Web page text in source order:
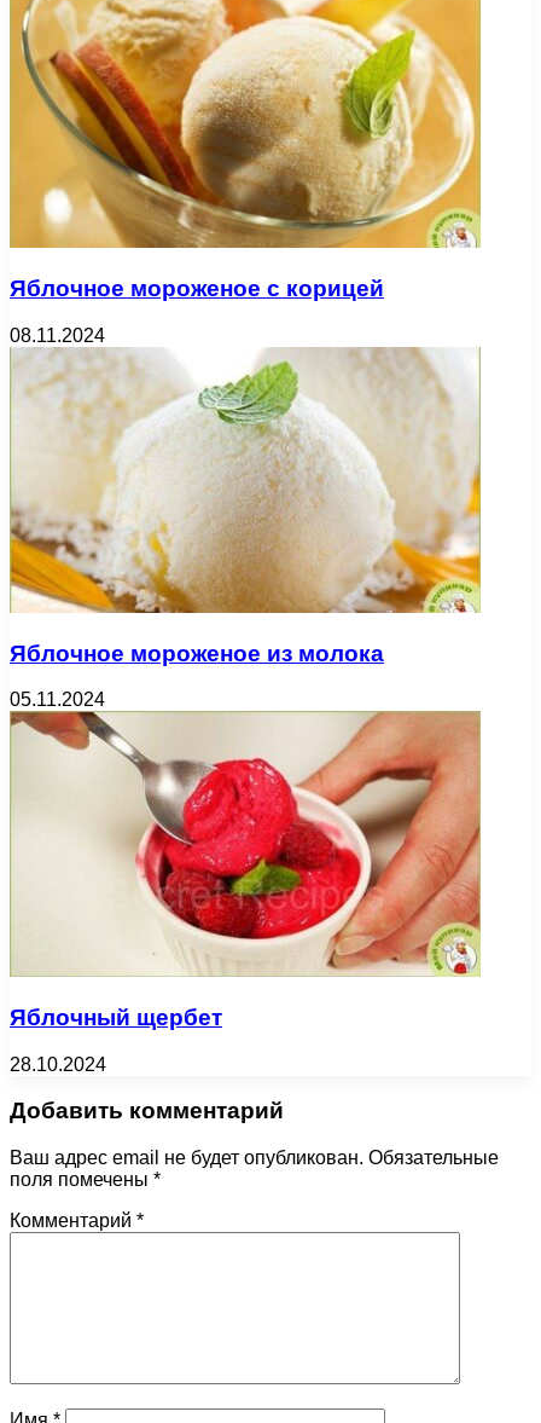
Яблочное мороженое с корицей
08.11.2024
Яблочное мороженое из молока
05.11.2024
Яблочный щербет
28.10.2024
Добавить комментарий
Ваш адрес email не будет опубликован. Обязательные
поля помечены *
Комментарий *